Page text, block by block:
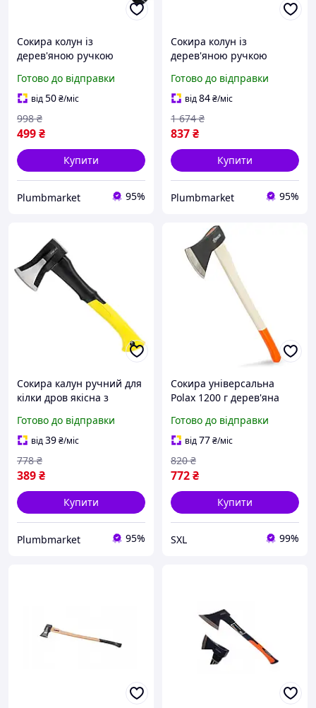
Сокира колун із
дерев'яною ручкою
ударний Sigma 500 мм
1000 г
Готово до відправки
від50₴/міс
499₴
998 ₴
Купити
Plumbmarket 95%
Сокира колун із
дерев'яною ручкою
ударний Sigma 700 мм
2000 г
Готово до відправки
від84₴/міс
837₴
1 674 ₴
Купити
Plumbmarket 95%
Сокира калун ручний для
кілки дров якісна з
ударний Sigma 360 мм
1000 г
Готово до відправки
від39₴/міс
389₴
778 ₴
Купити
Plumbmarket 95%
Сокира універсальна
Polax 1200 г дерев'яна
обрізки дерев професійна
сталева для дому саду та
будівництва 3
Готово до відправки
від77₴/міс
772₴
820 ₴
Купити
SXL 99%